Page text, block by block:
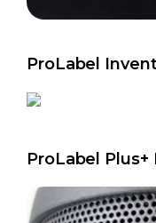
ProLabel
ProLabel